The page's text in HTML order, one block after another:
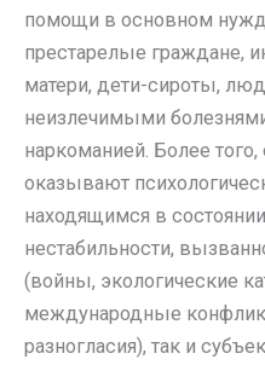
помощи в основном
престарелые граждане,
матери, дети-сироты,
неизлечимыми
наркоманией. Более
оказывают
находящимся в
нестабильности,
(войны, экологические
международные
разногласия), так и